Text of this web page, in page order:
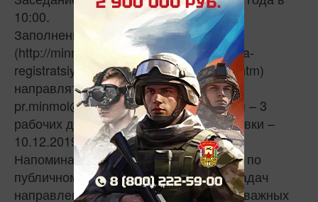
10:00.
Заполненную анкету
(http://minmol.tatarstan.ru/rus/zayavka-na-
registratsiyu-dlya-uchastiya-v-zasedani.htm)
направлять по электронному адресу:
pr.minmol@tatar.ru. Срок рассмотрения – 3
рабочих дня. Крайний срок подачи заявки –
10.12.2019.
Напоминаем, что реализуемый проект по
публичному формированию целей и задач
направлен на определение наиболее важных